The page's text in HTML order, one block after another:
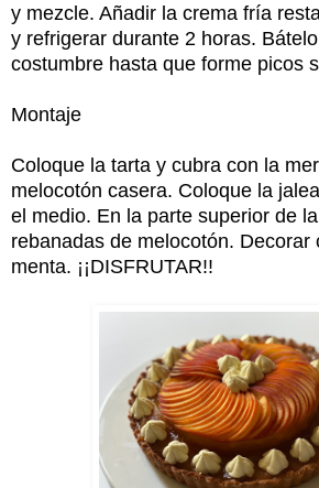
y mezcle. Añadir la crema fría
y refrigerar durante 2 horas.
costumbre hasta que forme picos
Montaje
Coloque la tarta y cubra con la
melocotón casera. Coloque la
el medio. En la parte superior de
rebanadas de melocotón. Decorar
menta. ¡¡DISFRUTAR!!